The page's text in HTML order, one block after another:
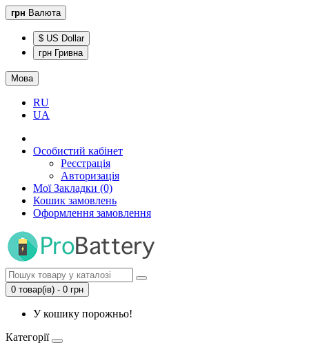
грн Валюта
$ US Dollar
грн Гривна
Мова
RU
UA
Особистий кабінет
Реєстрація
Авторизація
Мої Закладки (0)
Кошик замовлень
Оформлення замовлення
0 товар(ів) - 0 грн
У кошику порожньо!
Категорії